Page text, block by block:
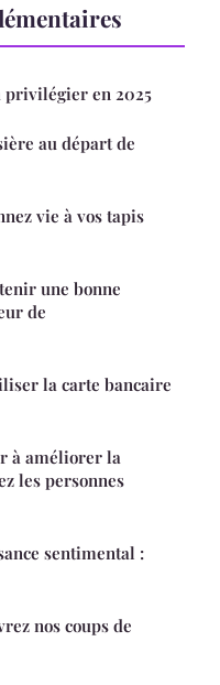
privilégier en 2025
au départ de
vie à vos tapis
une bonne
de
la carte bancaire
à améliorer la
les personnes
sentimental :
nos coups de